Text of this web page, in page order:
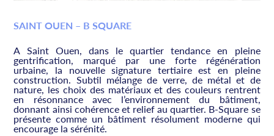
SAINT OUEN – B SQUARE
A Saint Ouen, dans le quartier tendance en pleine
gentrification, marqué par une forte régénération
urbaine, la nouvelle signature tertiaire est en pleine
construction. Subtil mélange de verre, de métal et de
nature, les choix des matériaux et des couleurs rentrent
en résonnance avec l’environnement du bâtiment,
donnant ainsi cohérence et relief au quartier. B-Square se
présente comme un bâtiment résolument moderne qui
encourage la sérénité.